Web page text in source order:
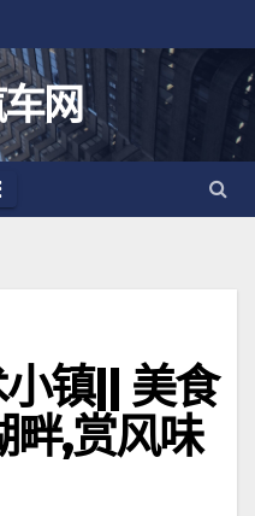
网
镇|| 美食
畔,赏风味